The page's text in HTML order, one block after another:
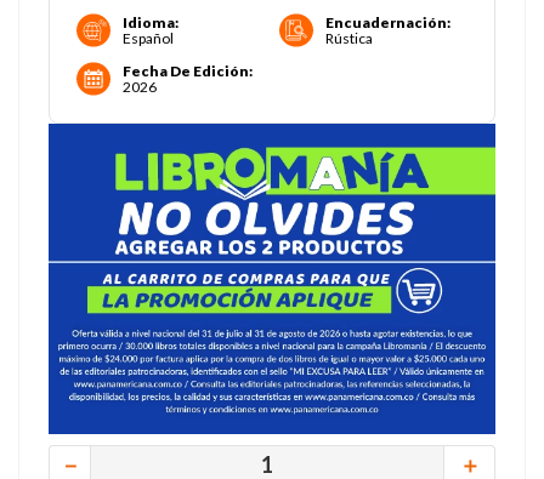
Idioma:
Español
Encuadernación:
Rústica
Fecha De Edición:
2026
＋
－